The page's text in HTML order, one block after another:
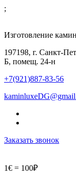
;
Изготовление
197198, г. Санкт-
Б, помещ. 24-н
+7(921)887-83-56
Заказать звонок
1€ = 100₽